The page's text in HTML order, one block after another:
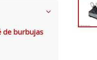
de burbujas